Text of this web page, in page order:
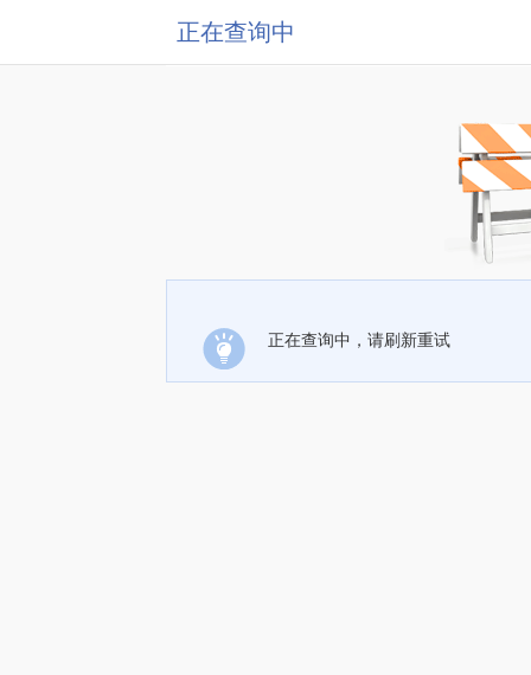
正在查询中
正在查询中，请刷新重试